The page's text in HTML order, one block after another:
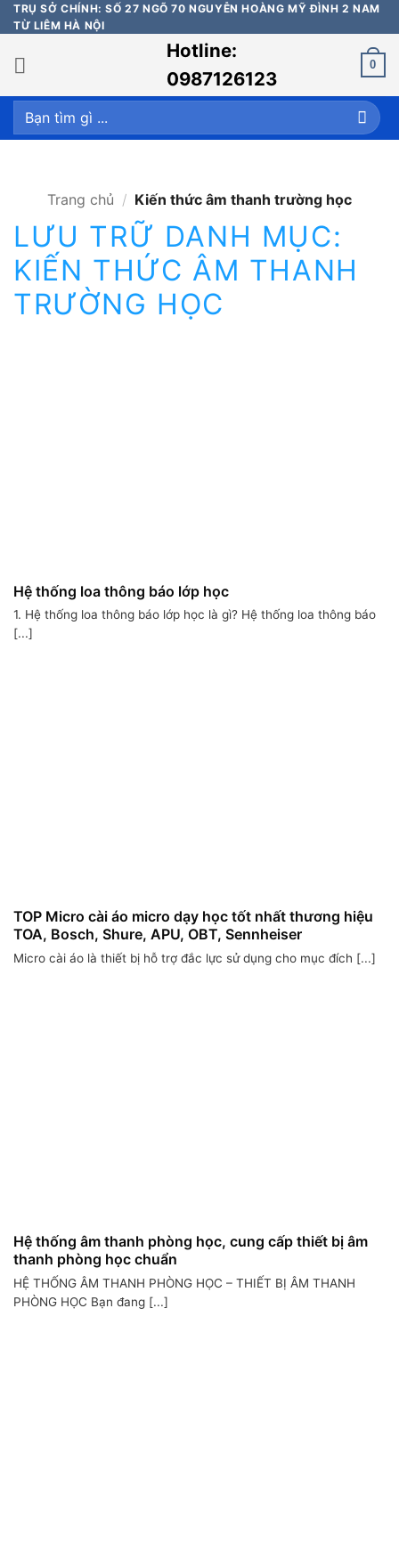
Bỏ
qua
nội
dung
TRỤ SỞ CHÍNH: SỐ 27 NGÕ 70 NGUYỄN HOÀNG MỸ ĐÌNH 2 NAM
TỪ LIÊM HÀ NỘI
Hotline:
0987126123
0
Tìm
kiếm:
Trang chủ / Kiến thức âm thanh trường học
LƯU TRỮ DANH MỤC:
KIẾN THỨC ÂM THANH
TRƯỜNG HỌC
Hệ thống loa thông báo lớp học
1. Hệ thống loa thông báo lớp học là gì? Hệ thống loa thông báo
[...]
TOP Micro cài áo micro dạy học tốt nhất thương hiệu
TOA, Bosch, Shure, APU, OBT, Sennheiser
Micro cài áo là thiết bị hỗ trợ đắc lực sử dụng cho mục đích [...]
Hệ thống âm thanh phòng học, cung cấp thiết bị âm
thanh phòng học chuẩn
HỆ THỐNG ÂM THANH PHÒNG HỌC – THIẾT BỊ ÂM THANH
PHÒNG HỌC Bạn đang [...]